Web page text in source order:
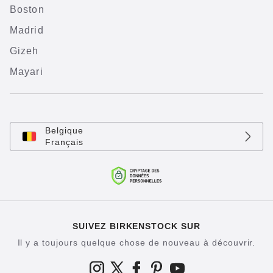
Boston
Madrid
Gizeh
Mayari
Belgique
Français
SUIVEZ BIRKENSTOCK SUR
Il y a toujours quelque chose de nouveau à découvrir.